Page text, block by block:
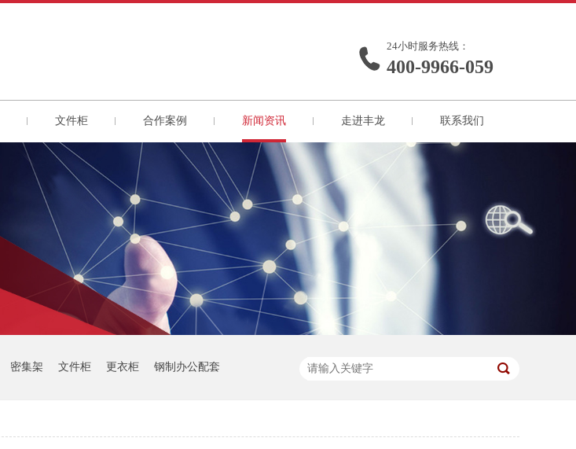
24小时服务热线：
400-9966-059
文件柜 合作案例 新闻资讯 走进丰龙 联系我们
密集架 文件柜 更衣柜 钢制办公配套